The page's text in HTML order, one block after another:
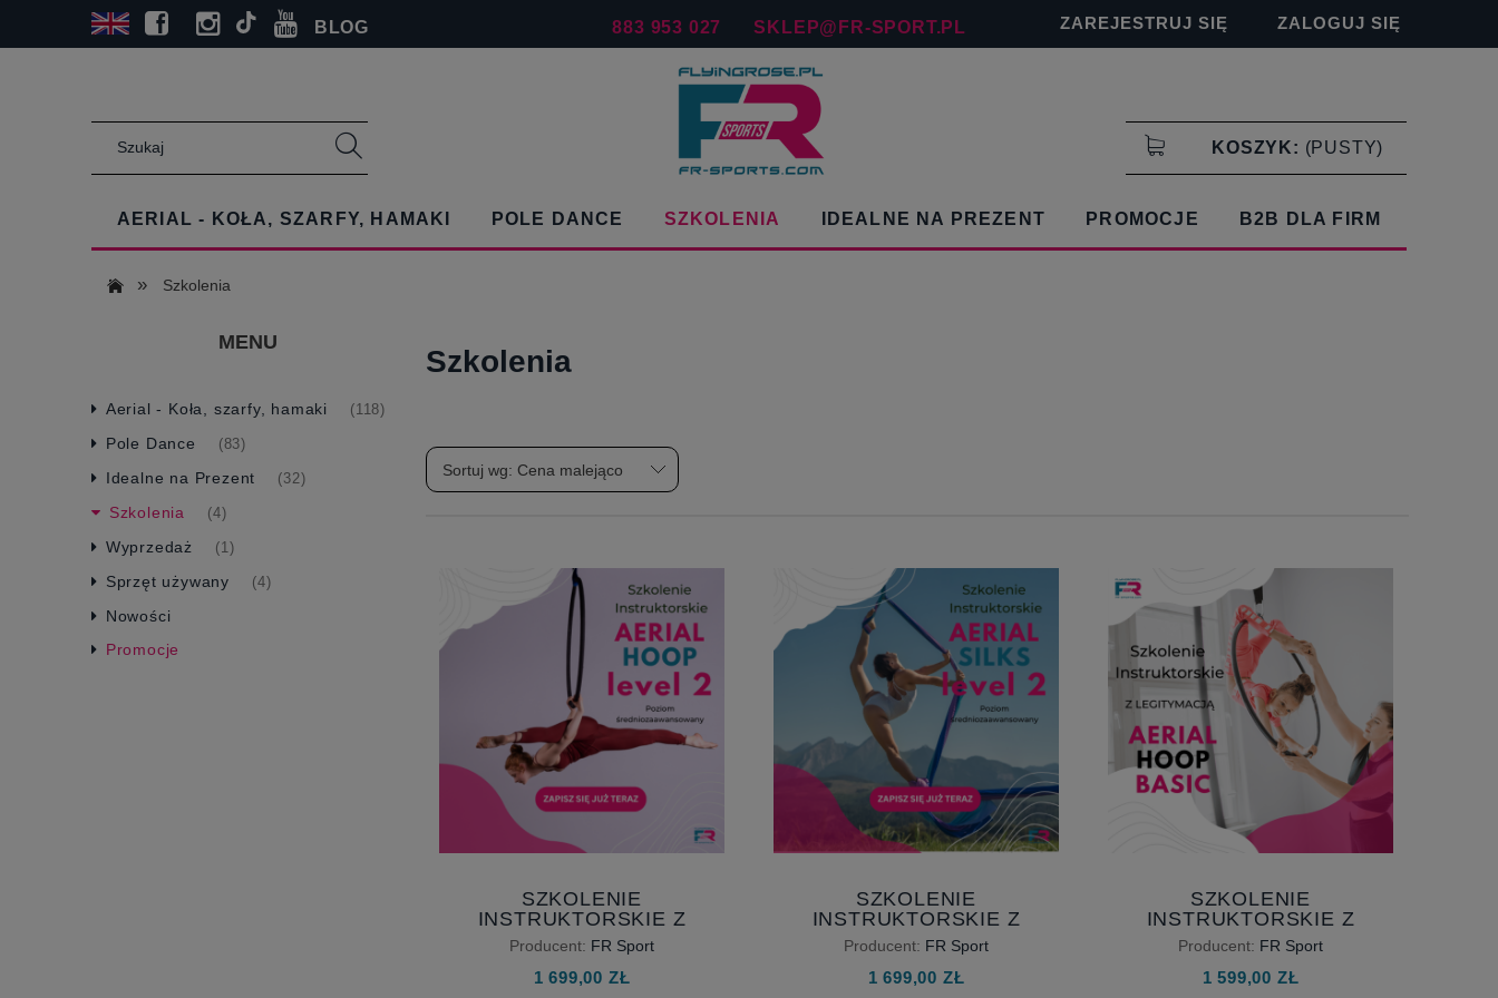
BLOG 883 953 027 SKLEP@FR-SPORT.PL ZAREJESTRUJ SIĘ ZALOGUJ SIĘ
KOSZYK: (PUSTY)
AERIAL - KOŁA, SZARFY, HAMAKI POLE DANCE SZKOLENIA IDEALNE NA PREZENT PROMOCJE B2B DLA FIRM
» Szkolenia
MENU
Aerial - Koła, szarfy, hamaki (118)
Pole Dance (83)
Idealne na Prezent (32)
Szkolenia (4)
Wyprzedaż (1)
Sprzęt używany (4)
Nowości
Promocje
Szkolenia
Sortuj wg: Cena malejąco
SZKOLENIE
INSTRUKTORSKIE Z
LEGITYMACJĄ - AERIAL
HOOP LEVEL 2 – POZIOM
ŚREDNIOZAAWANSOWANY
Producent: FR Sport
1 699,00 ZŁ
SZKOLENIE
INSTRUKTORSKIE Z
LEGITYMACJĄ - AERIAL
SILKS LEVEL 2 – POZIOM
ŚREDNIOZAAWANSOWANY
Producent: FR Sport
1 699,00 ZŁ
SZKOLENIE
INSTRUKTORSKIE Z
LEGITYMACJĄ - AERIAL
HOOP BASIC
Producent: FR Sport
1 599,00 ZŁ